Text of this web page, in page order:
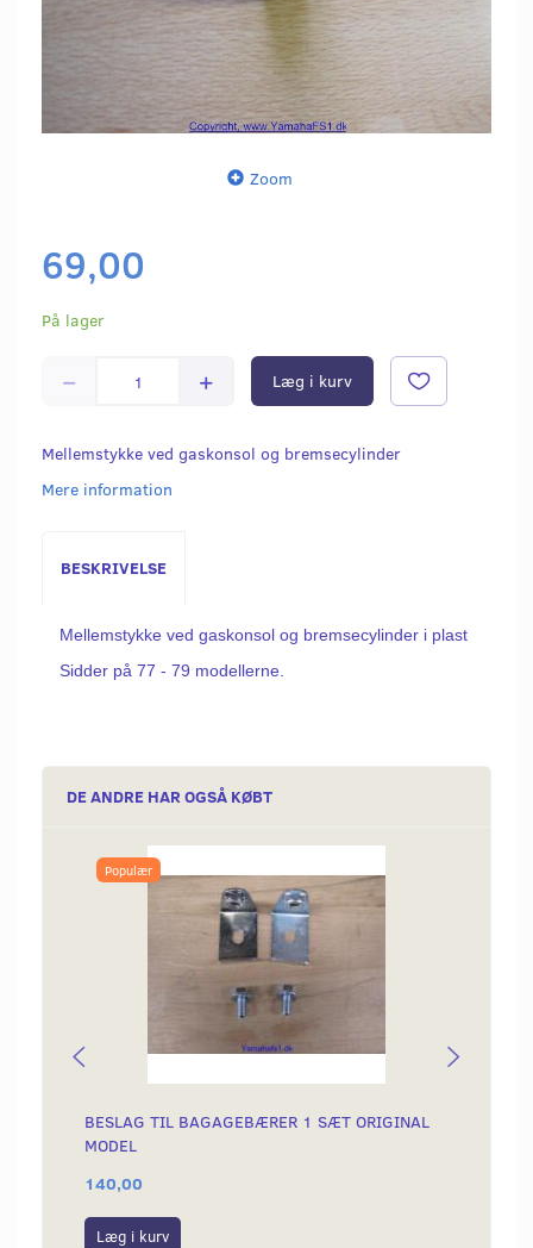
Zoom
69,00
På lager
Læg i kurv
Mellemstykke ved gaskonsol og bremsecylinder
Mere information
BESKRIVELSE
Mellemstykke ved gaskonsol og bremsecylinder i plast
Sidder på 77 - 79 modellerne.
DE ANDRE HAR OGSÅ KØBT
Populær
BESLAG TIL BAGAGEBÆRER 1 SÆT ORIGINAL
MODEL
140,00
Læg i kurv